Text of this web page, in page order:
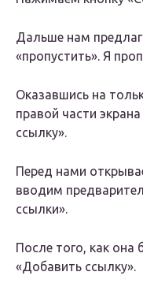
Дальше нам
«пропустить». Я
Оказавшись на
правой части
ссылку».
Перед нами
вводим
ссылки».
После того, как
«Добавить ссылку».